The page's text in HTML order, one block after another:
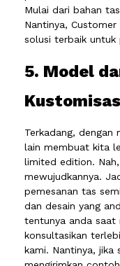
Mulai dari bahan
Nantinya,
solusi terbaik untuk
5. Model
Terkadang, dengan
lain membuat kita
limited edition.
mewujudkannya.
pemesanan tas
dan desain yang
tentunya anda saat
konsultasikan
kami. Nantinya, jika